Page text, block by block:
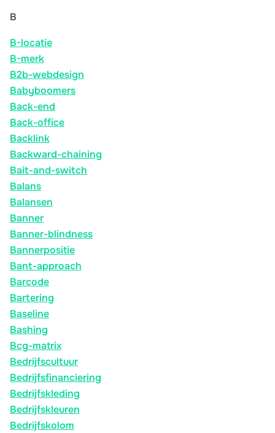
B
B-locatie
B-merk
B2b-webdesign
Babyboomers
Back-end
Back-office
Backlink
Backward-chaining
Bait-and-switch
Balans
Balansen
Banner
Banner-blindness
Bannerpositie
Bant-approach
Barcode
Bartering
Baseline
Bashing
Bcg-matrix
Bedrijfscultuur
Bedrijfsfinanciering
Bedrijfskleding
Bedrijfskleuren
Bedrijfskolom